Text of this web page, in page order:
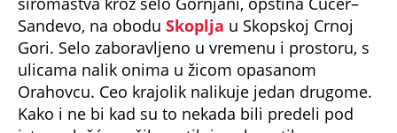
Sandevo, na obodu Skoplja u Skopskoj Crnoj
Gori. Selo zaboravljeno u vremenu i prostoru, s
ulicama nalik onima u žicom opasanom
Orahovcu. Ceo krajolik nalikuje jedan drugome.
Kako i ne bi kad su to nekada bili predeli pod